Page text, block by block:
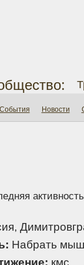
События Новости
Набрать
кмс